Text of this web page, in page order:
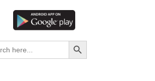
Search Button